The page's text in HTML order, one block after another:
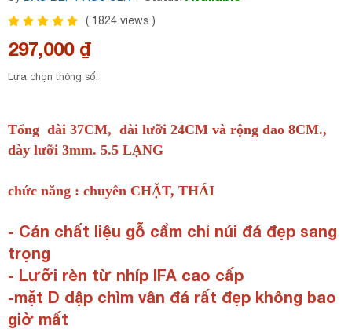
( 1824 views )
297,000 ₫
Lựa chọn thông số:
Tổng dài 37CM, dài lưỡi 24CM và rộng dao 8CM.,
dày lưỡi 3mm. 5.5 LẠNG
chức năng : chuyên CHẶT, THÁI
- Cán chất liệu gỗ cẩm chỉ núi đá đẹp sang
trọng
- Lưỡi rèn từ nhíp IFA cao cấp
-mặt D dập chìm vân đá rất đẹp không bao
giờ mất